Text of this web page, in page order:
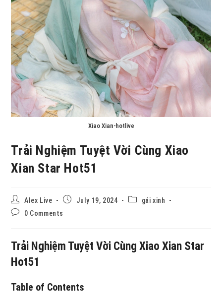
Xiao Xian-hotlive
Trải Nghiệm Tuyệt Vời Cùng Xiao
Xian Star Hot51
Alex Live July 19, 2024
gái xinh
0 Comments
Trải Nghiệm Tuyệt Vời Cùng Xiao Xian Star
Hot51
Table of Contents